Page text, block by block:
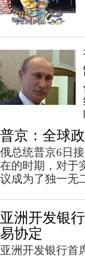
普京：全球
俄总统普京6日
在的时期，对于
议成为了独一无
亚洲开发银
易协定
亚洲开发银行首